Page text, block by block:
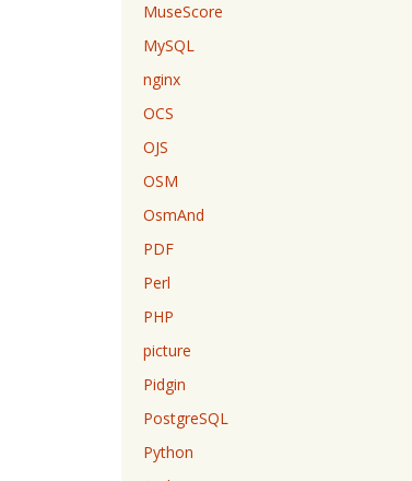
MuseScore
MySQL
nginx
OCS
OJS
OSM
OsmAnd
PDF
Perl
PHP
picture
Pidgin
PostgreSQL
Python